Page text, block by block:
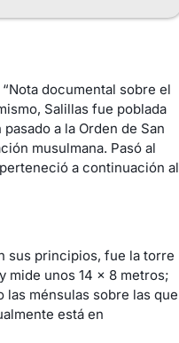
documental sobre el
Salillas fue poblada
a la Orden de San
musulmana. Pasó al
a continuación al
sus principios, fue la torre
mide unos 14 x 8 metros;
las ménsulas sobre las que
está en